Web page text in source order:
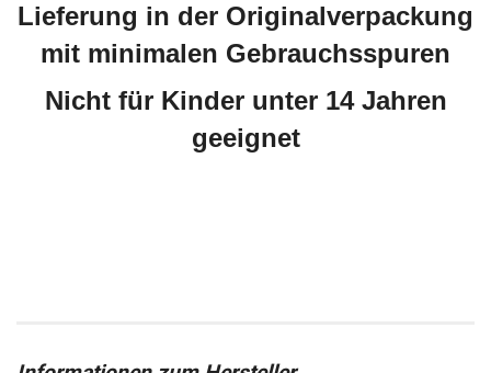
Lieferung in der Originalverpackung
mit minimalen Gebrauchsspuren
Nicht für Kinder unter 14 Jahren
geeignet